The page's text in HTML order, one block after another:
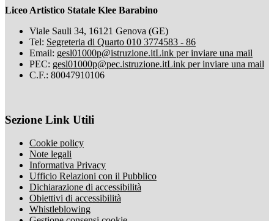
Liceo Artistico Statale Klee Barabino
Viale Sauli 34, 16121 Genova (GE)
Tel: Segreteria di Quarto 010 3774583 - 86
Email: gesl01000p@istruzione.itLink per inviare una mail
PEC: gesl01000p@pec.istruzione.itLink per inviare una mail
C.F.: 80047910106
Sezione Link Utili
Cookie policy
Note legali
Informativa Privacy
Ufficio Relazioni con il Pubblico
Dichiarazione di accessibilità
Obiettivi di accessibilità
Whistleblowing